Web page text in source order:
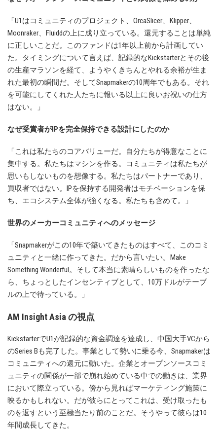
「U1はコミュニティのプロジェクト、OrcaSlicer、Klipper、
Moonraker、Fluiddの上に成り立っている。還元することは単純
に正しいことだ。このファンドは1年以上前から計画してい
た。タイミングについて言えば、記録的なKickstarterとその後
の生産マラソンを経て、ようやくきちんとやれる余裕が生ま
れた最初の瞬間だ。そしてSnapmakerの10周年でもある。それ
を可能にしてくれた人たちに報いる以上に良いお祝いの仕方
はない。」
なぜ受賞者がIPを完全保持できる設計にしたのか
「これは私たちのコアバリューだ。自分たちが得意なことに
集中する。私たちはマシンを作る。コミュニティは私たちが
思いもしないものを想像する。私たちはパートナーであり、
買収者ではない。IPを保持する開発者はモチベーションを保
ち、エコシステム全体が強くなる。私たちも含めて。」
世界のメーカーコミュニティへのメッセージ
「Snapmakerがこの10年で築いてきたものはすべて、このコミ
ュニティと一緒に作ってきた。だから言いたい。Make
Something Wonderful。そして本当に素晴らしいものを作ったな
ら、ちょっとしたインセンティブとして、10万ドルがテーブ
ルの上で待っている。」
AM Insight Asia の視点
KickstarterでU1が記録的な資金調達を達成し、中国大手VCから
のSeries Bも完了した。事業として勢いに乗る今、Snapmakerは
コミュニティへの還元に動いた。企業とオープンソースコミ
ュニティの関係が一部で崩れ始めている中での動きは、業界
において際立っている。傍から見ればマーケティング施策に
映るかもしれない。だが彼らにとってこれは、受け取ったも
のを返すという至極当たり前のことだ。そうやって彼らは10
年間成長してきた。